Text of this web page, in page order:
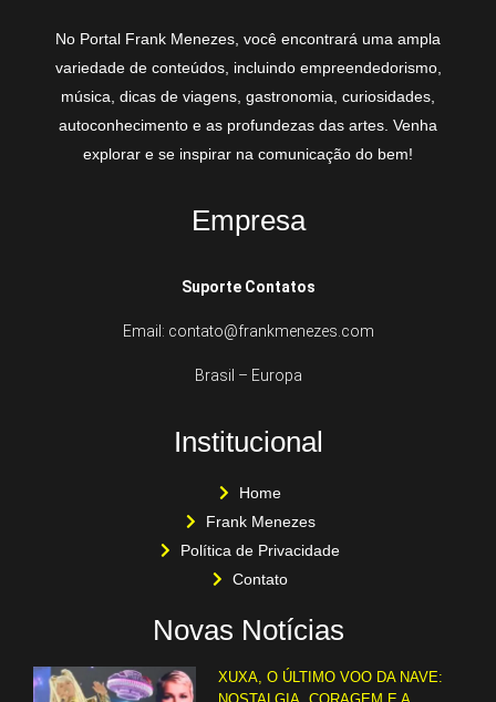
No Portal Frank Menezes, você encontrará uma ampla
variedade de conteúdos, incluindo empreendedorismo,
música, dicas de viagens, gastronomia, curiosidades,
autoconhecimento e as profundezas das artes. Venha
explorar e se inspirar na comunicação do bem!
Empresa
Suporte Contatos
Email: contato@frankmenezes.com
Brasil – Europa
Institucional
Home
Frank Menezes
Política de Privacidade
Contato
Novas Notícias
XUXA, O ÚLTIMO VOO DA NAVE: